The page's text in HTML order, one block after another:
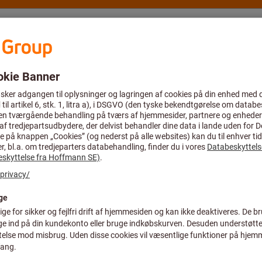
Rådgivning og support
Skærer til